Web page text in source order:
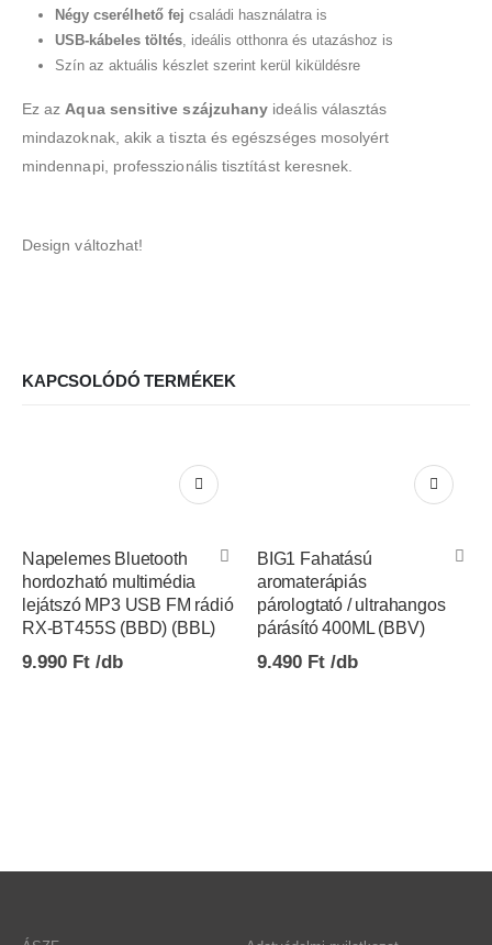
Négy cserélhető fej családi használatra is
USB-kábeles töltés, ideális otthonra és utazáshoz is
Szín az aktuális készlet szerint kerül kiküldésre
Ez az Aqua sensitive szájzuhany ideális választás
mindazoknak, akik a tiszta és egészséges mosolyért
mindennapi, professzionális tisztítást keresnek.
Design változhat!
KAPCSOLÓDÓ TERMÉKEK
Napelemes Bluetooth
hordozható multimédia
lejátszó MP3 USB FM rádió
RX-BT455S (BBD) (BBL)
9.990 Ft
BIG1 Fahatású
aromaterápiás
párologtató / ultrahangos
párásító 400ML (BBV)
9.490 Ft